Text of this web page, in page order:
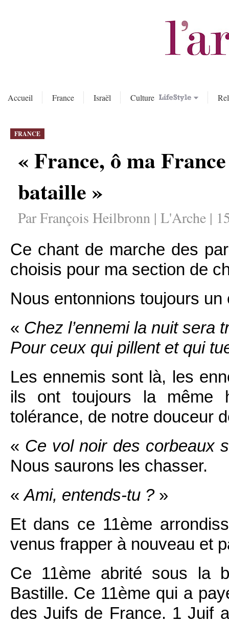
Accueil France Israël Culture
FRANCE
« France, ô ma
bataille »
Par François Heilbronn | L'Arche |
Ce chant de marche des
choisis pour ma section de
Nous entonnions toujours
« Chez l’ennemi la nuit sera
Pour ceux qui pillent et qui
Les ennemis sont là, les
ils ont toujours la même
tolérance, de notre douceur
« Ce vol noir des corbeaux
Nous saurons les chasser.
«Ami, entends-tu ? »
Et dans ce 11ème
venus frapper à nouveau et
Ce 11ème abrité sous la
Bastille. Ce 11ème qui a
des Juifs de France. 1 Juif